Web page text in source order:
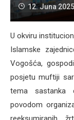
12. Juna
U okviru
Islamske
Vogošća,
posjetu muftiji
tema sastanka
povodom